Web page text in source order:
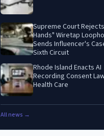
Supreme Court
Hands" Wiretap
Sends Influencer's
Sixth Circuit
Rhode Island Enacts AI
Recording Consent
Health Care
All news →